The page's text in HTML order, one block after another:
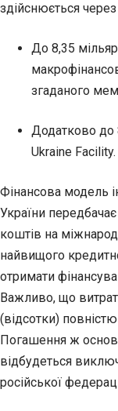
здійснюється
До 8,35
згаданого
Додатково до
Ukraine Facility.
Фінансова модель
України
коштів на
найвищого
отримати
Важливо, що
(відсотки)
Погашення ж
відбудеться
російської